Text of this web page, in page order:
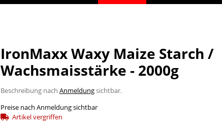
IronMaxx Waxy Maize Starch /
Wachsmaisstärke - 2000g
Beschreibung nach Anmeldungsichtbar.
Preise nach Anmeldung sichtbar
Artikel vergriffen